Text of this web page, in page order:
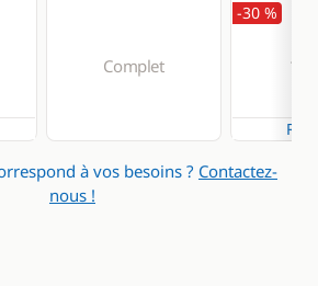
Complet
-30 %
1
à vos besoins ? Contactez-
nous !